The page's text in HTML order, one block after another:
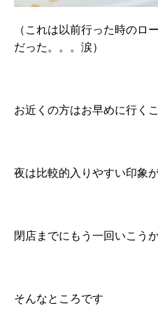
（これは以前行った時のロ
だった。。。涙）
お近くの方はお早めに行く
夜は比較的入りやすい印象
閉店までにもう一回いこう
そんなところです